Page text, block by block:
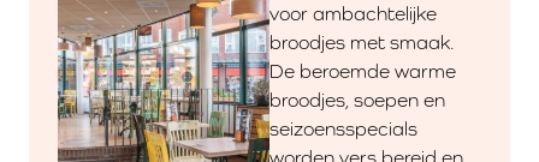
voor ambachtelijke
broodjes met smaak.
De beroemde warme
broodjes, soepen en
seizoensspecials
worden vers bereid en